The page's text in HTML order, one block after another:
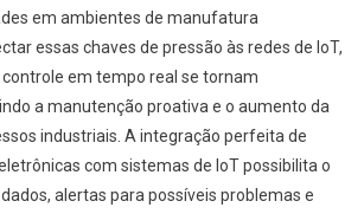
em ambientes de manufatura
essas chaves de pressão às redes de IoT,
em tempo real se tornam
a manutenção proativa e o aumento da
industriais. A integração perfeita de
com sistemas de IoT possibilita o
alertas para possíveis problemas e